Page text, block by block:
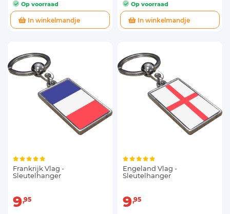
Op voorraad
In winkelmandje
Op voorraad
In winkelmandje
Frankrijk Vlag -
Sleutelhanger
9 95
Engeland Vlag -
Sleutelhanger
9 95